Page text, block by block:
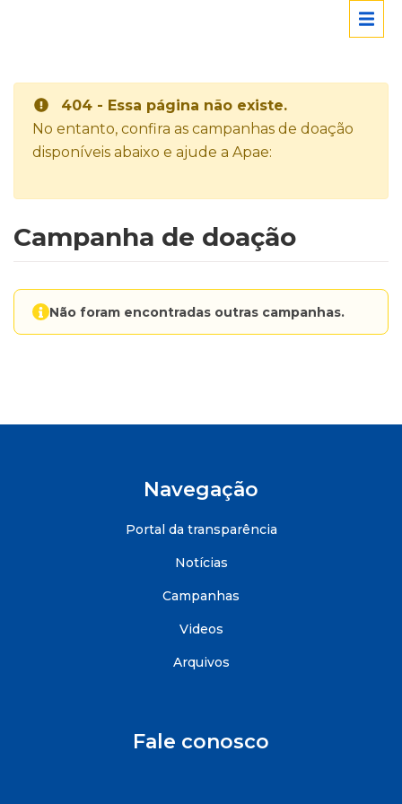
404 - Essa página não existe.
No entanto, confira as campanhas de doação
disponíveis abaixo e ajude a Apae:
Campanha de doação
Não foram encontradas outras campanhas.
Navegação
Portal da transparência
Notícias
Campanhas
Videos
Arquivos
Fale conosco